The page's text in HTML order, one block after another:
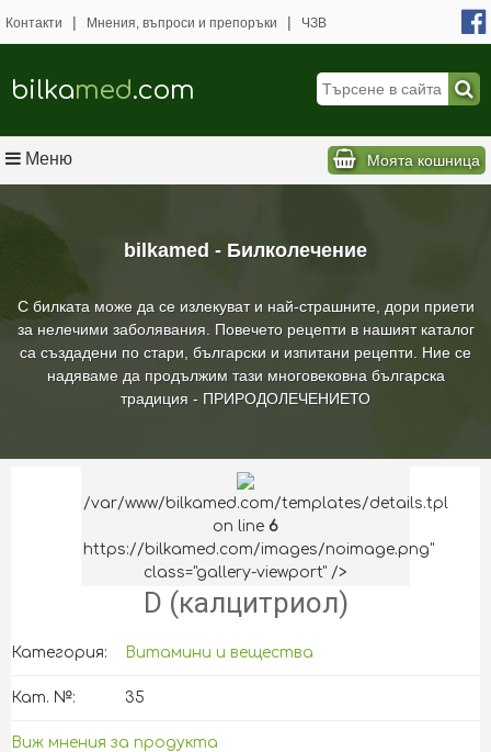
bilkamed - Билколечение
С билката може да се излекуват и най-страшните, дори приети
за нелечими заболявания. Повечето рецепти в нашият каталог
са създадени по стари, български и изпитани рецепти. Ние се
надяваме да продължим тази многовековна българска
традиция - ПРИРОДОЛЕЧЕНИЕТО
Контакти | Мнения, въпроси и препоръки | ЧЗВ
bilkamed.com
Меню Моята кошница
/var/www/bilkamed.com/templates/details.tpl
on line 6
https://bilkamed.com/images/noimage.png"
class="gallery-viewport" />
D (калцитриол)
Категория: Витамини и вещества
Кат. №: 35
Виж мнения за продукта